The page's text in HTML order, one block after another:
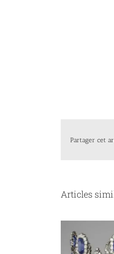
Partager cet
Articles